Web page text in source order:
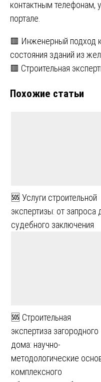
контактным телефонам,
портале.
Навигация
по
🟥 Инженерный подход
состояния зданий из
🟥 Строительная
Похожие статьи
🆘 Услуги строительной
экспертизы: от запроса
судебного заключения
🆘 Строительная
экспертиза загородного
дома: научно-
методологические
комплексного